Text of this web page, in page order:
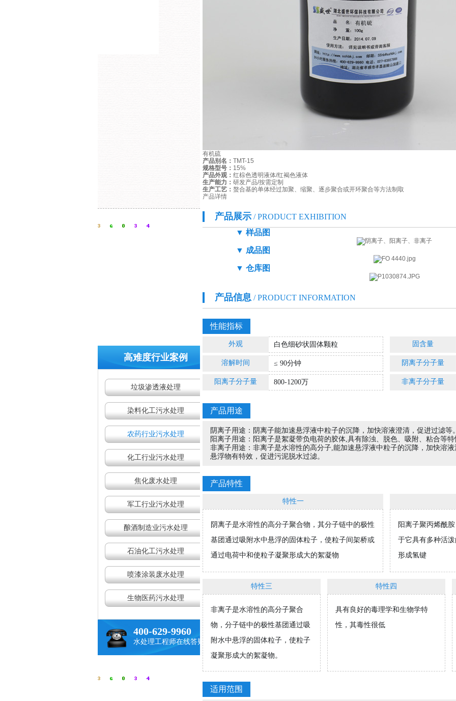
专利技术保障 十年实
多项专业技术用于工程，
二十年实战经验和专业技
合理工艺技术 精选配
移交后可按设计运营成本
运营经验丰富，托管模式
技术团队对症研制药剂，
高难度行业案例
垃圾渗透液处理
染料化工污水处理
农药行业污水处理
化工行业污水处理
焦化废水处理
军工行业污水处理
酿酒制造业污水处理
石油化工污水处理
喷漆涂装废水处理
生物医药污水处理
400-629-9960
水处理工程师在线答疑
高难度水处理案例 / HARD WATER TREATMENT CASE
采用先进仪器设备1
经20道化验工序
精准检测分析水质
查看详情 立即咨询
据厂区环境，环保达标要求
产能升级潜在需要，采用合
理工艺量身定制技术方案
有机硫
产品别名： TMT-15
规格型号： 15%
产品外观： 红棕色透明液体/红褐色液体
生产能力： 研发产品/按需定制
生产工艺： 螯合基的单体经过加聚、缩聚、逐步聚合或开环聚合等方法制取
产品详情
产品展示 / PRODUCT EXHIBITION
▼ 样品图
▼ 成品图
▼ 仓库图
产品信息 / PRODUCT INFORMATION
性能指标
外观 白色细砂状固体颗粒 固含量
溶解时间 ≤ 90分钟 阴离子分子量
阳离子分子量 800-1200万 非离子分子量
产品用途
阴离子用途 ： 阴离子能加速悬浮液中粒子的沉降，加快溶液澄清，促进过滤等。
阳离子用途 ： 阳离子是絮凝带负电荷的胶体,具有除浊、脱色、吸附、粘合等特
非离子用途 ： 非离子是水溶性的高分子,能加速悬浮液中粒子的沉降，加快溶
悬浮物有特效，促进污泥脱水过滤。
产品特性
特性一
阴离子是水溶性的高分子聚合物，其分子链中的极性
基团通过吸附水中悬浮的固体粒子，使粒子间架桥或
通过电荷中和使粒子凝聚形成大的絮凝物
阳离子聚丙烯酰
于它具有多种活
形成氢键
特性三
非离子是水溶性的高分子聚合
物，分子链中的极性基团通过吸
附水中悬浮的固体粒子，使粒子
凝聚形成大的絮凝物。
特性四
具有良好的毒理学和生物学特
性，其毒性很低
适用范围